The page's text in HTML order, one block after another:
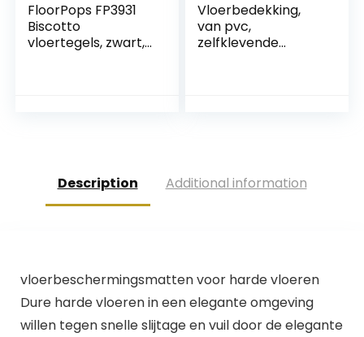
FloorPops FP3931
Biscotto
vloertegels, zwart,
Vloerbedekking,
van pvc,
zelfklevende
Description Additional information
vloerbeschermingsmatten voor harde vloeren
Dure harde vloeren in een elegante omgeving
willen tegen snelle slijtage en vuil door de elegante